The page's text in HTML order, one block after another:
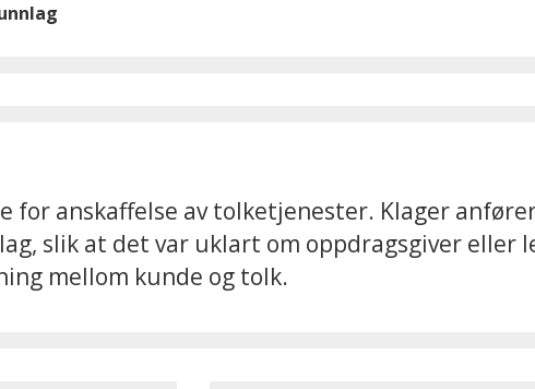
for anskaffelse av tolketjenester. Klager
slik at det var uklart om oppdragsgiver eller
mellom kunde og tolk.